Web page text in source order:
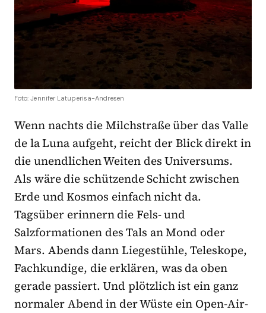
Foto: Jennifer Latuperisa-Andresen
Wenn nachts die Milchstraße über das Valle
de la Luna aufgeht, reicht der Blick direkt in
die unendlichen Weiten des Universums.
Als wäre die schützende Schicht zwischen
Erde und Kosmos einfach nicht da.
Tagsüber erinnern die Fels- und
Salzformationen des Tals an Mond oder
Mars. Abends dann Liegestühle, Teleskope,
Fachkundige, die erklären, was da oben
gerade passiert. Und plötzlich ist ein ganz
normaler Abend in der Wüste ein Open-Air-